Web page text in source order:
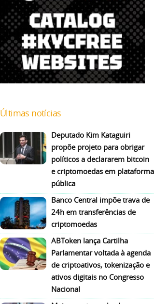
Últimas notícias
Deputado Kim Kataguiri
propõe projeto para obrigar
políticos a declararem bitcoin
e criptomoedas em plataforma
pública
Banco Central impõe trava de
24h em transferências de
criptomoedas
ABToken lança Cartilha
Parlamentar voltada à agenda
de criptoativos, tokenização e
ativos digitais no Congresso
Nacional